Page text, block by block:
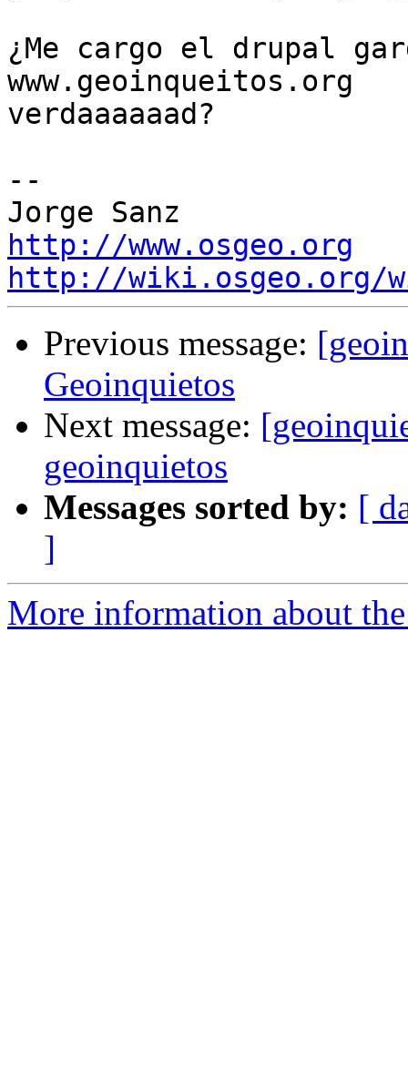
¿Me cargo el drupal
www.geoinqueitos.org
verdaaaaaad?
--
http://www.osgeo.org
http://wiki.osgeo.org/
Previous message:
Geoinquietos
Next message:
geoinquietos
Messages sorted by: [
]
More information about